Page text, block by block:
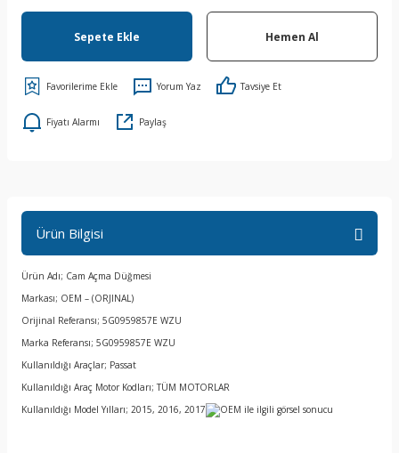
Sepete Ekle Hemen Al
Yorum Yaz Tavsiye Et
Fiyatı Alarmı Paylaş
Ürün Bilgisi
Ürün Adı; Cam Açma Düğmesi
Markası; OEM – (ORJINAL)
Orijinal Referansı; 5G0959857E WZU
Marka Referansı; 5G0959857E WZU
Kullanıldığı Araçlar; Passat
Kullanıldığı Araç Motor Kodları; TÜM MOTORLAR
Kullanıldığı Model Yılları; 2015, 2016, 2017